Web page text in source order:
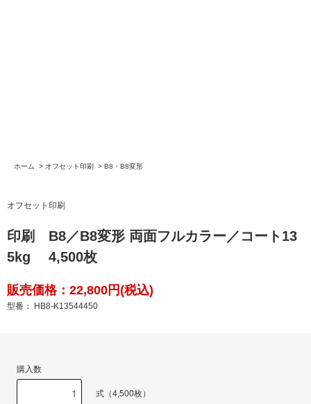
ホーム > オフセット印刷 > B8・B8変形
オフセット印刷
印刷 B8／B8変形 両面フルカラー／コート13
5kg 4,500枚
販売価格：22,800円(税込)
型番： HB8-K13544450
購入数
式（4,500枚）